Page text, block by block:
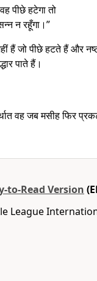
पीछे हटेगा तो
न रहूँगा।”
हैं जो पीछे हटते हैं और
पाते हैं।
वह जब मसीह फिर
to-Read Version
League